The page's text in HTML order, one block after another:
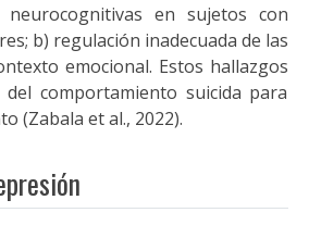
en sujetos con
b) regulación inadecuada de las
emocional. Estos hallazgos
comportamiento suicida para
(Zabala et al., 2022).